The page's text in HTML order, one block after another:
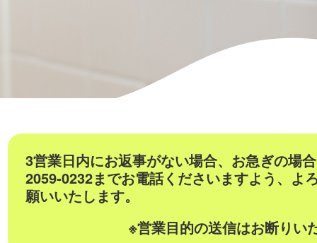
3営業日内にお返事がない場合、お急ぎの場
2059-0232までお電話くださいますよう、よ
願いいたします。
※営業目的の送信はお断りい